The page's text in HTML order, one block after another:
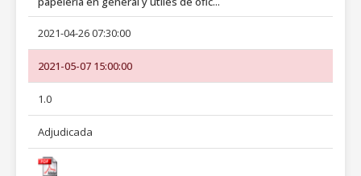
2021-04-26 07:30:00
2021-05-07 15:00:00
1.0
Adjudicada